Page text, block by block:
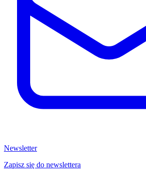
Newsletter
Zapisz się do newslettera